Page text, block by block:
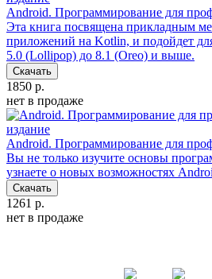
Android. Программирование для
Эта книга посвящена прикладным
приложений на Kotlin, и подойдет
5.0 (Lollipop) до 8.1 (Oreo) и выше.
Скачать
1850 р.
нет в продаже
Android. Программирование для
Вы не только изучите основы
узнаете о новых возможностях
Скачать
1261 р.
нет в продаже